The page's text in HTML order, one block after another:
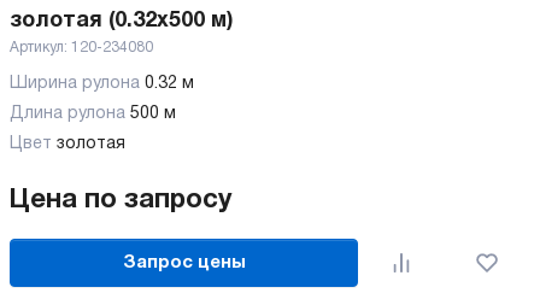
золотая (0.32х500 м)
Артикул: 120-234080
Ширина рулона 0.32 м
Длина рулона 500 м
Цвет золотая
Цена по запросу
Запрос цены